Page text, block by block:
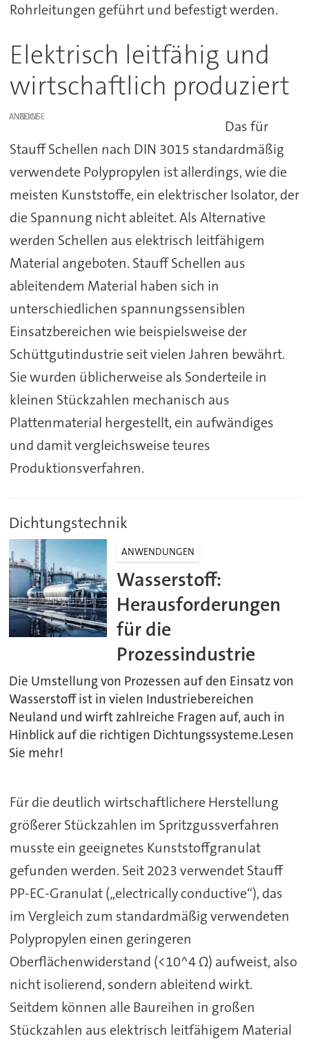
Rohrleitungen geführt und befestigt werden.
Elektrisch leitfähig und
wirtschaftlich produziert
ANZEIGE
Das für
Stauff Schellen nach DIN 3015 standardmäßig
verwendete Polypropylen ist allerdings, wie die
meisten Kunststoffe, ein elektrischer Isolator, der
die Spannung nicht ableitet. Als Alternative
werden Schellen aus elektrisch leitfähigem
Material angeboten. Stauff Schellen aus
ableitendem Material haben sich in
unterschiedlichen spannungssensiblen
Einsatzbereichen wie beispielsweise der
Schüttgutindustrie seit vielen Jahren bewährt.
Sie wurden üblicherweise als Sonderteile in
kleinen Stückzahlen mechanisch aus
Plattenmaterial hergestellt, ein aufwändiges
und damit vergleichsweise teures
Produktionsverfahren.
Dichtungstechnik
ANWENDUNGEN
Wasserstoff:
Herausforderungen
für die
Prozessindustrie
Die Umstellung von Prozessen auf den Einsatz von
Wasserstoff ist in vielen Industriebereichen
Neuland und wirft zahlreiche Fragen auf, auch in
Hinblick auf die richtigen Dichtungssysteme.Lesen
Sie mehr!
Für die deutlich wirtschaftlichere Herstellung
größerer Stückzahlen im Spritzgussverfahren
musste ein geeignetes Kunststoffgranulat
gefunden werden. Seit 2023 verwendet Stauff
PP-EC-Granulat („electrically conductive“), das
im Vergleich zum standardmäßig verwendeten
Polypropylen einen geringeren
Oberflächenwiderstand (<10^4 Ω) aufweist, also
nicht isolierend, sondern ableitend wirkt.
Seitdem können alle Baureihen in großen
Stückzahlen aus elektrisch leitfähigem Material